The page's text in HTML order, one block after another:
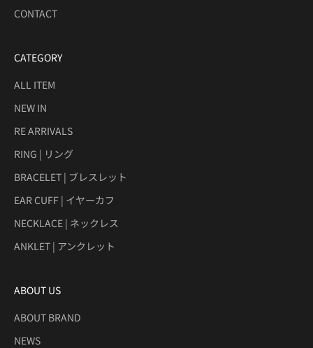
CONTACT
CATEGORY
ALL ITEM
NEW IN
RE ARRIVALS
RING | リング
BRACELET | ブレスレット
EAR CUFF | イヤーカフ
NECKLACE | ネックレス
ANKLET | アンクレット
ABOUT US
ABOUT BRAND
NEWS